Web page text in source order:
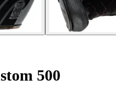
500